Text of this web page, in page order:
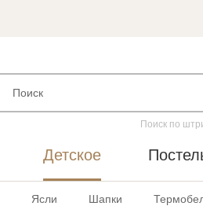
Поиск по
Детское
Ясли Шапки